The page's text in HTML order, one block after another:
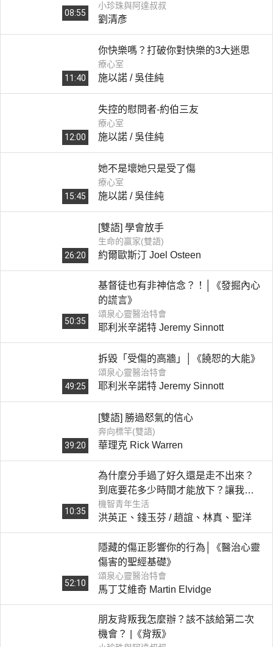
08:55
教材
小珍珠與阿達叔叔
劉清彥
11:40
你快樂嗎？打破你對快樂的3大迷思
療心室
施以諾 / 吳佳純
12:00
失控的慰問者-約伯三友
療心室
施以諾 / 吳佳純
15:45
她不是壞她只是受了傷
療心室
施以諾 / 吳佳純
26:20
[雙語] 學會放手
生命的贏家(雙語)
約爾歐斯汀 Joel Osteen
50:35
基督徒也有非神信念？！│《發掘內心
的謊言》
頌泉心靈醫治特會
耶利米辛諾特 Jeremy Sinnott
49:25
拆毀「受傷的高牆」│《饒恕的大能》
頌泉心靈醫治特會
耶利米辛諾特 Jeremy Sinnott
39:20
[雙語] 勝過怒氣的信心
奔向標竿(雙語)
華理克 Rick Warren
10:35
為什麼分手過了好久還是走不出來？
到底要花多少時間才能放下？讓我們
一起來找回重新出發的勇氣｜《分手
後的我要怎麼好起來？》
機智青年生活
洪英正、錢玉芬 / 趙誼、林真、聖洋
52:10
隱藏的傷正影響你的行為│《醫治心靈
傷害的聖經基礎》
頌泉心靈醫治特會
馬丁艾維奇 Martin Elvidge
朋友背叛我怎麼辦？該不該給第二次
機會？ |《背叛》